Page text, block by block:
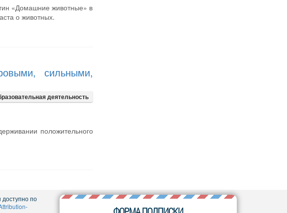
«Домашние животные» в
о животных.
сильными,
деятельность
положительного
по